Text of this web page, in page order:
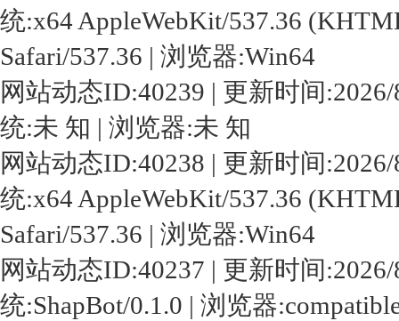
统:x64 AppleWebKit/537.36
Safari/537.36 | 浏览器:Win64
网站动态ID:40239 | 更新时间
统:未 知 | 浏览器:未 知
网站动态ID:40238 | 更新时间
统:x64 AppleWebKit/537.36
Safari/537.36 | 浏览器:Win64
网站动态ID:40237 | 更新时间
统:ShapBot/0.1.0 | 浏览器